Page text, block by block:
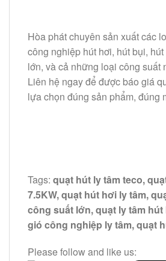
Hòa phát chuyên sản xuất các
công nghiệp hút hơi, hút bụi,
lớn, và cả những loại công suất
Liên hệ ngay để được báo giá
lựa chọn đúng sản phẩm, đúng
Tags: quạt hút ly tâm teco,
7.5KW, quạt hút hơi ly tâm,
công suất lớn, quạt ly tâm
gió công nghiệp ly tâm, quạt
Please follow and like us: